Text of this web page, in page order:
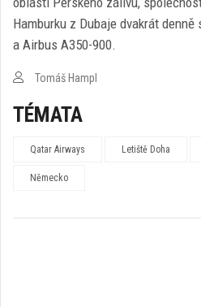
Hamburku z Dubaje dvakrát denně
a Airbus A350-900.
Tomáš Hampl
TÉMATA
Qatar Airways Letiště Doha
Německo